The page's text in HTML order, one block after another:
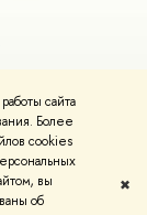
сайта
Более
cookies
вы
об
✖